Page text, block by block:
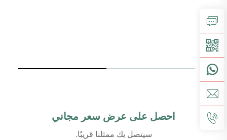
احصل على عرض سعر مجاني
سيتصل بك ممثلنا قريبًا.